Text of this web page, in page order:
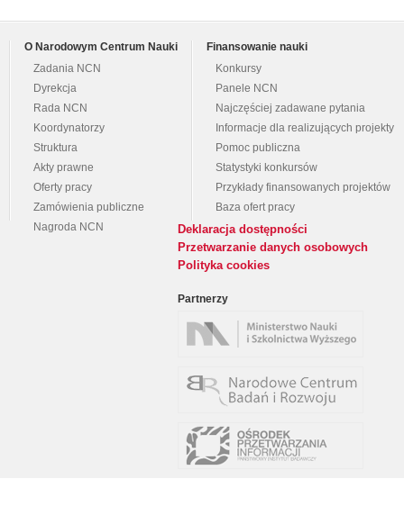
O Narodowym Centrum Nauki
Zadania NCN
Dyrekcja
Rada NCN
Koordynatorzy
Struktura
Akty prawne
Oferty pracy
Zamówienia publiczne
Nagroda NCN
Finansowanie nauki
Konkursy
Panele NCN
Najczęściej zadawane pytania
Informacje dla realizujących projekty
Pomoc publiczna
Statystyki konkursów
Przykłady finansowanych projektów
Baza ofert pracy
Deklaracja dostępności
Przetwarzanie danych osobowych
Polityka cookies
Partnerzy